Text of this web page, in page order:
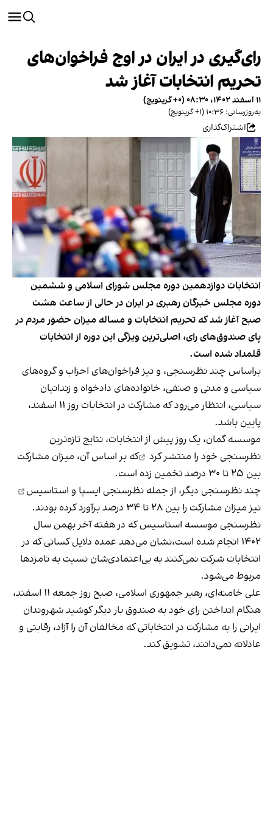
رای‌گیری در ایران در اوج فراخوان‌های
تحریم انتخابات آغاز شد
۱۱ اسفند ۱۴۰۲، ۰۸:۳۰ (‎+۰ گرینویچ)
به‌روزرسانی: ۱۰:۳۶ (‎+۱ گرینویچ)
اشتراک‌گذاری
انتخابات دوازدهمین دوره مجلس شورای اسلامی و ششمین
دوره مجلس خبرگان رهبری در ایران در حالی از ساعت هشت
صبح آغاز شد که تحریم انتخابات و مساله میزان حضور مردم در
پای صندوق‌های رای، اصلی‌ترین ویژگی این دوره از انتخابات
قلمداد شده است.
براساس چند نظرسنجی، و نیز فراخوان‌های احزاب و گروه‌های
سیاسی و مدنی و صنفی، خانواده‌های دادخواه و زندانیان
سیاسی، انتظار می‌رود که مشارکت در انتخابات روز ۱۱ اسفند،
پایین باشد.
موسسه گمان، یک روز پیش از انتخابات، نتایج تازه‌ترین
نظرسنجی خود را منتشر کرد
که بر اساس آن، میزان مشارکت
بین ۲۵ تا ۳۰ درصد تخمین زده است.
چند نظرسنجی دیگر، از جمله نظرسنجی ایسپا و استاسیس
نیز میزان مشارکت را بین ۲۸ تا ۳۴ درصد برآورد کرده‌ بودند.
نظرسنجی موسسه استاسیس که در هفته آخر بهمن سال
۱۴۰۲ انجام شده است،
نشان می‌دهد عمده دلایل کسانی که در
انتخابات شرکت نمی‌کنند به بی‌اعتمادی‌شان نسبت به نامزدها
مربوط می‌شود.
علی خامنه‌ای، رهبر جمهوری اسلامی، صبح روز جمعه ۱۱ اسفند،
هنگام انداختن رای خود به صندوق بار دیگر کوشید شهروندان
ایرانی را به مشارکت در انتخاباتی که مخالفان آن را آزاد، رقابتی و
عادلانه نمی‌دانند، تشویق کند.